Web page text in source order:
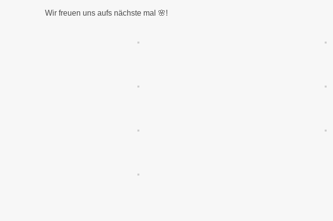
Wir freuen uns aufs nächste mal 🌸!